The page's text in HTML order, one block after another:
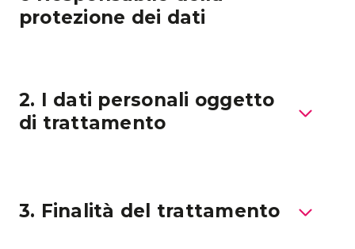
protezione dei dati
2. I dati personali oggetto
di trattamento
3. Finalità del trattamento